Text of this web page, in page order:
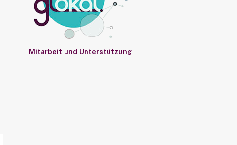
Mitarbeit und Unterstützung